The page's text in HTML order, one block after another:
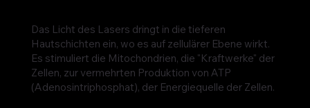
Das Licht des Lasers dringt in die tieferen
Hautschichten ein, wo es auf zellulärer Ebene wirkt.
Es stimuliert die Mitochondrien, die "Kraftwerke" der
Zellen, zur vermehrten Produktion von ATP
(Adenosintriphosphat), der Energiequelle der Zellen.